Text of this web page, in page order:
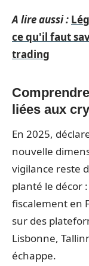
A lire aussi :
ce qu'il faut
trading
liées aux
En 2025,
nouvelle
vigilance reste
planté le décor
fiscalement en
sur des
Lisbonne,
échappe.